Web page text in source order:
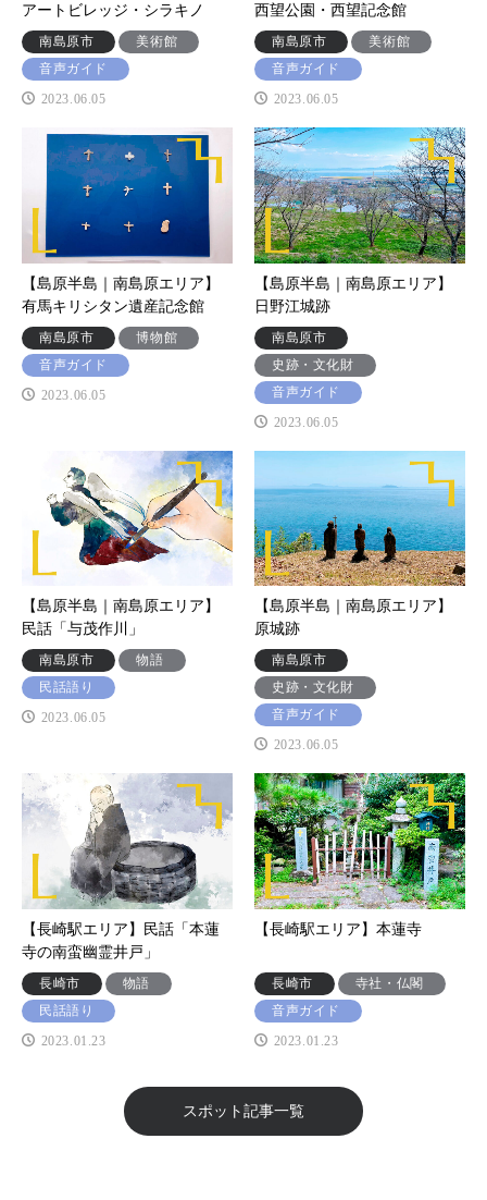
アートビレッジ・シラキノ
南島原市
美術館
音声ガイド
2023.06.05
西望公園・西望記念館
南島原市
美術館
音声ガイド
2023.06.05
【島原半島｜南島原エリア】
有馬キリシタン遺産記念館
南島原市
博物館
音声ガイド
2023.06.05
【島原半島｜南島原エリア】
日野江城跡
南島原市
史跡・文化財
音声ガイド
2023.06.05
【島原半島｜南島原エリア】
民話「与茂作川」
南島原市
物語
民話語り
2023.06.05
【島原半島｜南島原エリア】
原城跡
南島原市
史跡・文化財
音声ガイド
2023.06.05
【長崎駅エリア】民話「本蓮
寺の南蛮幽霊井戸」
長崎市
物語
民話語り
2023.01.23
【長崎駅エリア】本蓮寺
長崎市
寺社・仏閣
音声ガイド
2023.01.23
スポット記事一覧